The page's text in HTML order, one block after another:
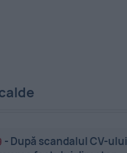
- După scandalul CV-ului